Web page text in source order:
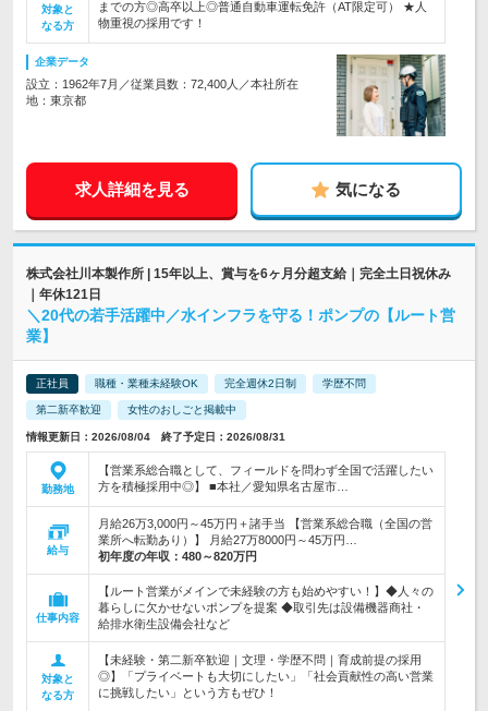
対象と
なる方
までの方◎高卒以上◎普通自動車運転免許（AT限定可） ★人
物重視の採用です！
企業データ
設立：1962年7月／従業員数：72,400人／本社所在
地：東京都
求人詳細を見る 気になる
株式会社川本製作所 | 15年以上、賞与を6ヶ月分超支給｜完全土日祝休み
｜年休121日
＼20代の若手活躍中／水インフラを守る！ポンプの【ルート営
業】
正社員 職種・業種未経験OK 完全週休2日制 学歴不問
第二新卒歓迎 女性のおしごと掲載中
情報更新日：2026/08/04 終了予定日：2026/08/31
勤務地
【営業系総合職として、フィールドを問わず全国で活躍したい
方を積極採用中◎】 ■本社／愛知県名古屋市…
給与
月給26万3,000円～45万円＋諸手当 【営業系総合職（全国の営
業所へ転勤あり）】 月給27万8000円～45万円…
初年度の年収： 480～820万円
仕事内容
【ルート営業がメインで未経験の方も始めやすい！】◆人々の
暮らしに欠かせないポンプを提案 ◆取引先は設備機器商社・
給排水衛生設備会社など
対象と
なる方
【未経験・第二新卒歓迎｜文理・学歴不問｜育成前提の採用
◎】「プライベートも大切にしたい」「社会貢献性の高い営業
に挑戦したい」という方もぜひ！